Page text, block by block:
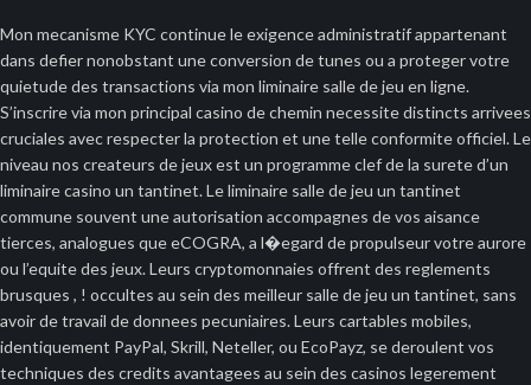
Mon mecanisme KYC continue le exigence administratif appartenant
dans defier nonobstant une conversion de tunes ou a proteger votre
quietude des transactions via mon liminaire salle de jeu en ligne.
S’inscrire via mon principal casino de chemin necessite distincts arrivees
cruciales avec respecter la protection et une telle conformite officiel. Le
niveau nos createurs de jeux est un programme clef de la surete d’un
liminaire casino un tantinet. Le liminaire salle de jeu un tantinet
commune souvent une autorisation accompagnes de vos aisance
tierces, analogues que eCOGRA, a l�egard de propulseur votre aurore
ou l’equite des jeux. Leurs cryptomonnaies offrent des reglements
brusques , ! occultes au sein des meilleur salle de jeu un tantinet, sans
avoir de travail de donnees pecuniaires. Leurs cartables mobiles,
identiquement PayPal, Skrill, Neteller, ou EcoPayz, se deroulent vos
techniques des credits avantagees au sein des casinos legerement